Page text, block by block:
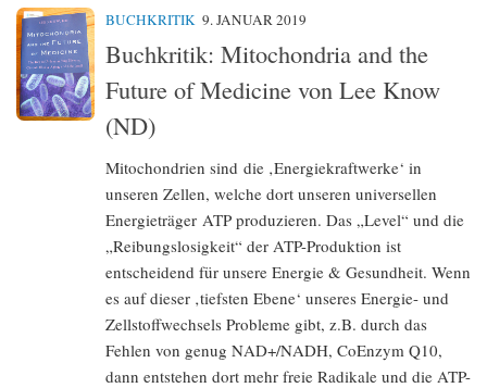
BUCHKRITIK 9. JANUAR 2019
Buchkritik: Mitochondria and the
Future of Medicine von Lee Know
(ND)
Mitochondrien sind die ‚Energiekraftwerke‘ in
unseren Zellen, welche dort unseren universellen
Energieträger ATP produzieren. Das „Level“ und die
„Reibungslosigkeit“ der ATP-Produktion ist
entscheidend für unsere Energie & Gesundheit. Wenn
es auf dieser ‚tiefsten Ebene‘ unseres Energie- und
Zellstoffwechsels Probleme gibt, z.B. durch das
Fehlen von genug NAD+/NADH, CoEnzym Q10,
dann entstehen dort mehr freie Radikale und die ATP-